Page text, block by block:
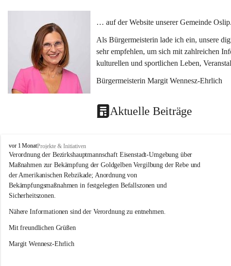
… auf der Website unserer Gemeinde Oslip.
Als Bürgermeisterin lade ich ein, unsere
sehr empfehlen, um sich mit zahlreichen
kulturellen und sportlichen Leben,
Bürgermeisterin Margit Wennesz-Ehrlich
Aktuelle Beiträge
O
s
l
i
p
vor 1 MonatProjekte & Initiativen
Verordnung der Bezirkshauptmannschaft Eisenstadt-Umgebung über
Maßnahmen zur Bekämpfung der Goldgelben Vergilbung der Rebe und
der Amerikanischen Rebzikade; Anordnung von
Bekämpfungsmaßnahmen in festgelegten Befallszonen und
Sicherheitszonen.
Nähere Informationen sind der Verordnung zu entnehmen.
Mit freundlichen Grüßen
Margit Wennesz-Ehrlich